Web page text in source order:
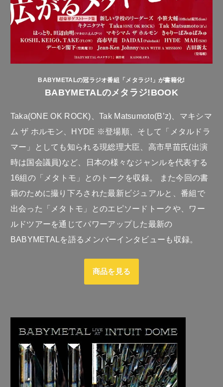
BABYMETALの冠ラジオ番組「メタラジ!」が書籍化!
BABYMETALのメタラジ!BOOK
Taka(ONE OK ROCK)、Tak Matsumoto(B’z)、マキシマ
ム ザ ホルモン、HYDE ※登場順、そして「メタルドラ
マー」としても知られる現総理大臣、高市早苗氏(出演
時は国会議員)など、日本の様々なジャンルを代表する
16組の「メタトモ」とのトークを収録。 また今回の書
籍のために撮り下ろされた最新ビジュアルと、番組で
出会った「メタトモ」とのエピソードトークや、ワー
ルドツアーを通じてパワーアップした最新の
BABYMETALを語るメンバーインタビューも収録。
商品を見る